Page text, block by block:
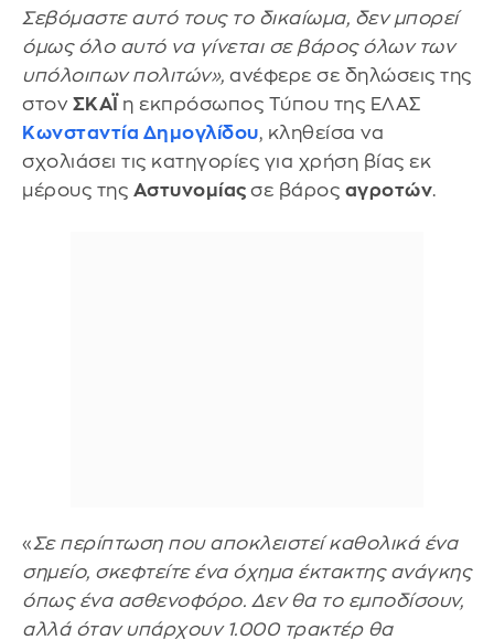
Σεβόμαστε αυτό τους το δικαίωμα, δεν μπορεί
όμως όλο αυτό να γίνεται σε βάρος όλων των
υπόλοιπων πολιτών», ανέφερε σε δηλώσεις της
στον ΣΚΑΪ η εκπρόσωπος Τύπου της ΕΛΑΣ
Κωνσταντία Δημογλίδου, κληθείσα να
σχολιάσει τις κατηγορίες για χρήση βίας εκ
μέρους της Αστυνομίας σε βάρος αγροτών.
«Σε περίπτωση που αποκλειστεί καθολικά ένα
σημείο, σκεφτείτε ένα όχημα έκτακτης ανάγκης
όπως ένα ασθενοφόρο. Δεν θα το εμποδίσουν,
αλλά όταν υπάρχουν 1.000 τρακτέρ θα